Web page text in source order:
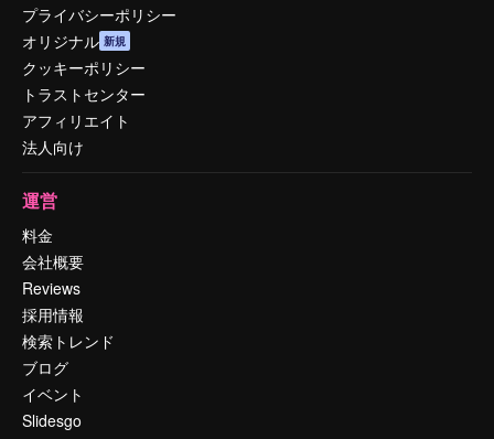
プライバシーポリシー
オリジナル 新規
クッキーポリシー
トラストセンター
アフィリエイト
法人向け
運営
料金
会社概要
Reviews
採用情報
検索トレンド
ブログ
イベント
Slidesgo